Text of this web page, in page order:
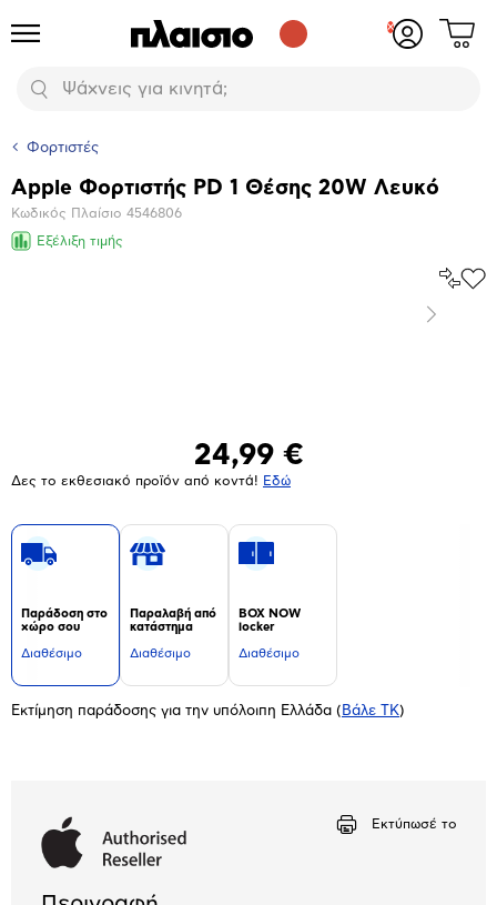
Προϊόντα
Αναζήτηση
Δες
Φορτιστές
Βασικά
χαρακτηριστικά
Apple Φορτιστής PD 1 Θέσης 20W Λευκό
Κωδικός Πλαίσιο 4546806
Εξέλιξη τιμής
Επόμενο
24,99 €
Δες το εκθεσιακό προϊόν από κοντά! Eδώ
Παράδοση στο
χώρο σου
Διαθέσιμο
Παραλαβή από
κατάστημα
Διαθέσιμο
BOX NOW
locker
Διαθέσιμο
Εκτίμηση παράδοσης για την υπόλοιπη Ελλάδα ( Βάλε ΤΚ)
Εκτύπωσέ το